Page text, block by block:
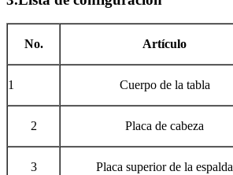
No. Artículo
1 Cuerpo de la tabla
2 Placa de cabeza
3 Placa superior de la espalda